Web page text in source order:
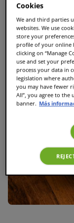
la diferencia
entre Flat
Cookies
We and third parties
websites. We use
store your
profile of your online
clicking on “Manage
use and set your
process your data in
legislation where
you may have fewer
All”, you agree to the
banner. Más